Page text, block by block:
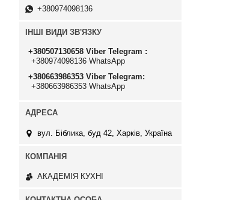
+380974098136
ІНШІ ВИДИ ЗВ'ЯЗКУ
+380507130658 Viber Telegram
+380974098136 WhatsApp
+380663986353 Viber Telegram
+380663986353 WhatsApp
вул. Біблика, буд 42, Харків, Україна
АКАДЕМІЯ КУХНІ